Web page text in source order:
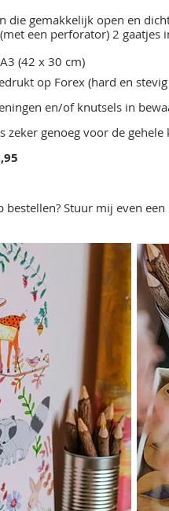
die gemakkelijk open en
een perforator) 2
(42 x 30 cm)
op Forex (hard en
en/of knutsels in
zeker genoeg voor de gehele
bestellen? Stuur mij even